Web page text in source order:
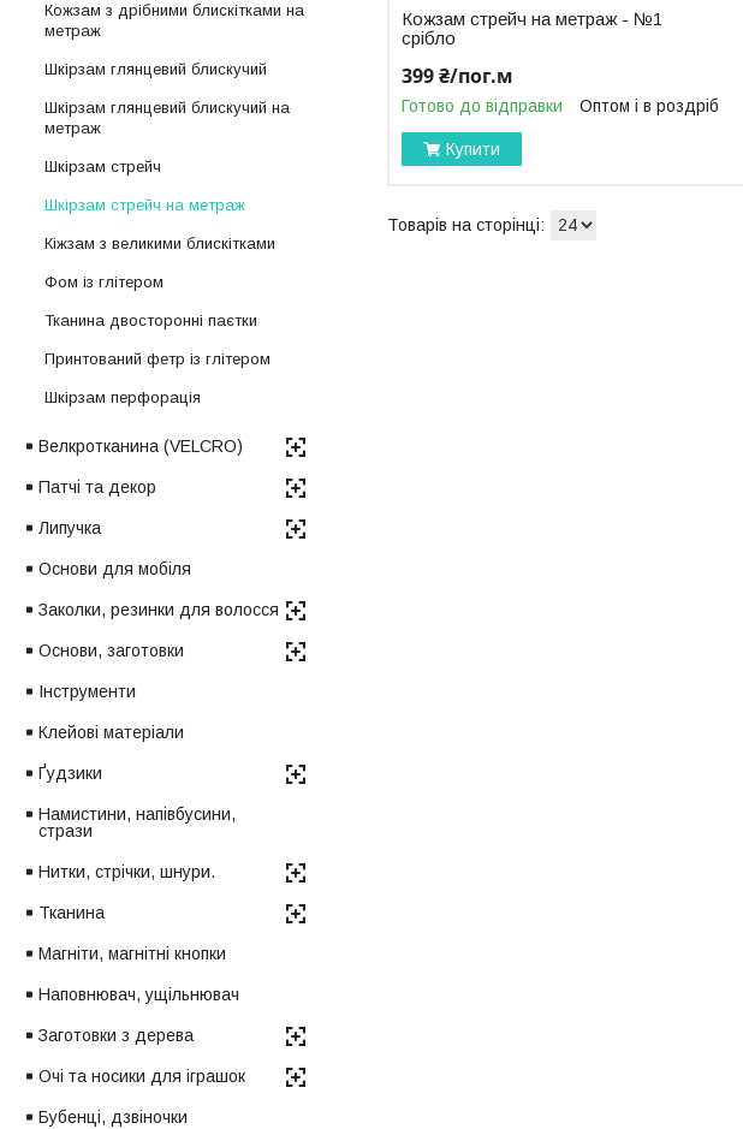
Кожзам стрейч на метраж - №1
срібло
399 ₴/пог.м
Готово до відправки Оптом і в роздріб
Купити
Кожзам з дрібними блискітками на
метраж
Шкірзам глянцевий блискучий
Шкірзам глянцевий блискучий на
метраж
Шкірзам стрейч
Шкірзам стрейч на метраж
Кіжзам з великими блискітками
Фом із глітером
Тканина двосторонні паєтки
Принтований фетр із глітером
Шкірзам перфорація
Велкротканина (VELCRO)
Патчі та декор
Липучка
Основи для мобіля
Заколки, резинки для волосся
Основи, заготовки
Інструменти
Клейові матеріали
Ґудзики
Намистини, напівбусини,
стрази
Нитки, стрічки, шнури.
Тканина
Магніти, магнітні кнопки
Наповнювач, ущільнювач
Заготовки з дерева
Очі та носики для іграшок
Бубенці, дзвіночки